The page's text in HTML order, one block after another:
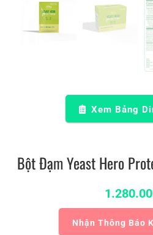
Xem Bảng
Bột Đạm Yeast Hero
Nhận Thông Báo